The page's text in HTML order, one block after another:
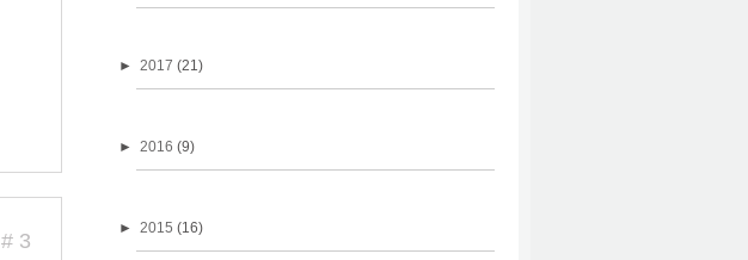
# 3
► 2017 (21)
► 2016 (9)
► 2015 (16)